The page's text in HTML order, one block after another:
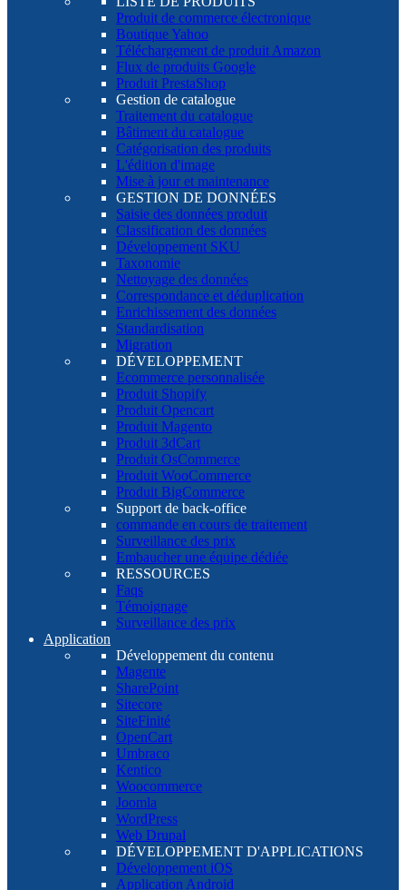
Produit de commerce électronique
Boutique Yahoo
Téléchargement de produit Amazon
Flux de produits Google
Produit PrestaShop
Gestion de catalogue
Traitement du catalogue
Bâtiment du catalogue
Catégorisation des produits
L'édition d'image
Mise à jour et maintenance
GESTION DE DONNÉES
Saisie des données produit
Classification des données
Développement SKU
Taxonomie
Nettoyage des données
Correspondance et déduplication
Enrichissement des données
Standardisation
Migration
DÉVELOPPEMENT
Ecommerce personnalisée
Produit Shopify
Produit Opencart
Produit Magento
Produit 3dCart
Produit OsCommerce
Produit WooCommerce
Produit BigCommerce
Support de back-office
commande en cours de traitement
Surveillance des prix
Embaucher une équipe dédiée
RESSOURCES
Faqs
Témoignage
Surveillance des prix
Application
Développement du contenu
Magente
SharePoint
Sitecore
SiteFinité
OpenCart
Umbraco
Kentico
Woocommerce
Joomla
WordPress
Web Drupal
DÉVELOPPEMENT D'APPLICATIONS
Développement iOS
Application Android